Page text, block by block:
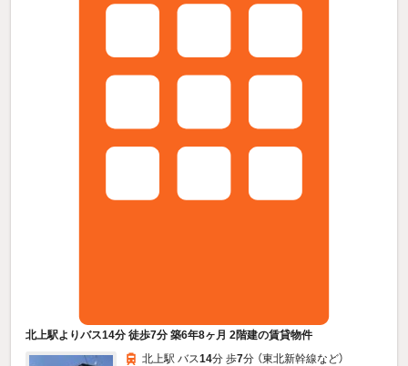
北上駅よりバス14分 徒歩7分 築6年8ヶ月 2階建の賃貸物件
北上駅 バス14分 歩7分 （東北新幹線など）